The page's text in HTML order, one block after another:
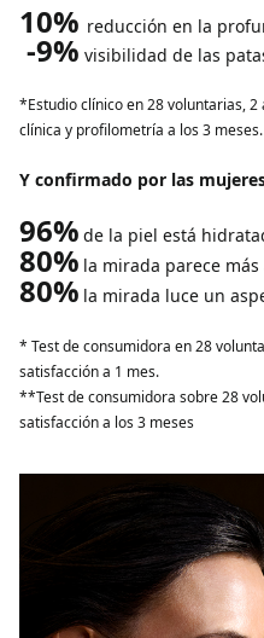
10% reducción en la
-9% visibilidad de las
*Estudio clínico en 28 voluntarias,
clínica y profilometría a los 3 meses.
Y confirmado por las
96% de la piel está
80% la mirada parece
80% la mirada luce un
* Test de consumidora en 28
satisfacción a 1 mes.
**Test de consumidora sobre 28
satisfacción a los 3 meses